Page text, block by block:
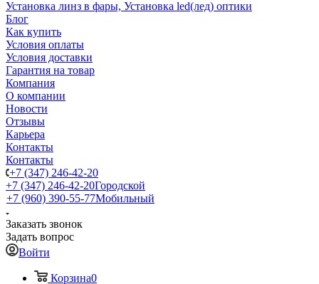
Установка линз в фары, Установка led(лед) оптики
Блог
Как купить
Условия оплаты
Условия доставки
Гарантия на товар
Компания
О компании
Новости
Отзывы
Карьера
Контакты
Контакты
+7 (347) 246-42-20
+7 (347) 246-42-20Городской
+7 (960) 390-55-77Мобильный
Заказать звонок
Задать вопрос
Войти
Корзина0